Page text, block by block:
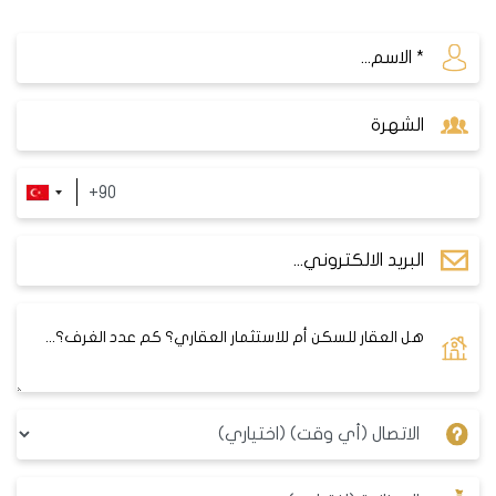
علاوةً على ذلك ، يوجد في باشاك شهير ملعبي أتاتورك
هامة محلية ودولية ، بالإضافة إلى وجود عدة مراكز رياضية
تنتشر بكافة أحياء المدينة ، والتي من أهمها ، مركزباشاك
للياقة، ومنتزه باشاك شهيرللرياضة الذي يقدم برامج
رياضية منتظمة.
المواصلات العامة في باشاك شهير:
التي تتضمن الحافلات العامة ونظام المترو ، ففي عام
2013 تم افتتاح خط مترو (
شهير بالطرف الأسيوي عبر منطقة كارتال (kartal). علاوةً
على ذلك، سيتم افتتاح مترو جديد يصل مدينة باشاك شهير